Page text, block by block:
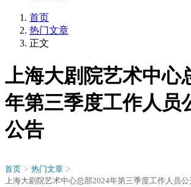
首页
热门文章
正文
上海大剧院艺术中心
年第三季度工作人员
公告
首页 > 热门文章 >
上海大剧院艺术中心总部2024年第三季度工作人员